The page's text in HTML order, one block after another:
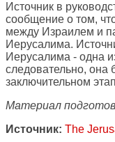
Источник в
сообщение о том,
между Израилем и
Иерусалима.
Иерусалима - одна
следовательно, она
заключительном
Материал
Источник: The